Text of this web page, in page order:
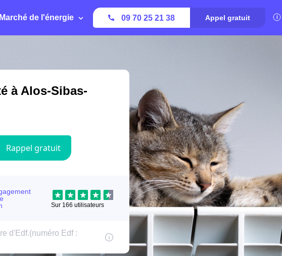
Marché de l'énergie 09 70 25 21 38 Appel gratuit